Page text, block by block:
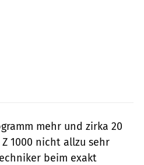
mehr und zirka 20
1000 nicht allzu sehr
beim exakt